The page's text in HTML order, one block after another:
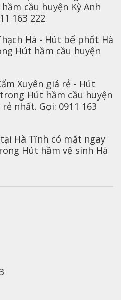
cầu huyện Kỳ Anh
163 222
Hà - Hút bể phốt Hà
Hút hầm cầu huyện
Xuyên giá rẻ - Hút
trong Hút hầm cầu huyện
nhất. Gọi: 0911 163
Hà Tĩnh có mặt ngay
Hút hầm vệ sinh Hà